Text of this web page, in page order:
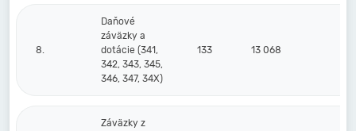
8.
Daňové
záväzky a
dotácie (341,
342, 343, 345,
346, 347, 34X)
133 13 068
Záväzky z